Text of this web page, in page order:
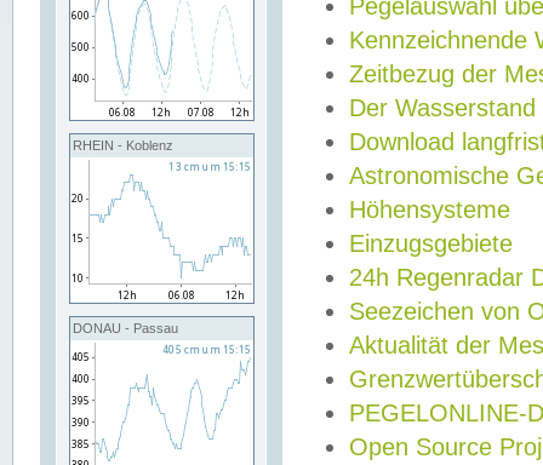
RHEIN - Koblenz
DONAU - Passau
Pegelauswahl
Kennzeichnende
Zeitbezug der
Der Wasserstand
Download
Astronomische
Höhensysteme
Einzugsgebiete
24h Regenradar
Seezeichen von
Aktualität der
PEGELONLINE-
Open Source